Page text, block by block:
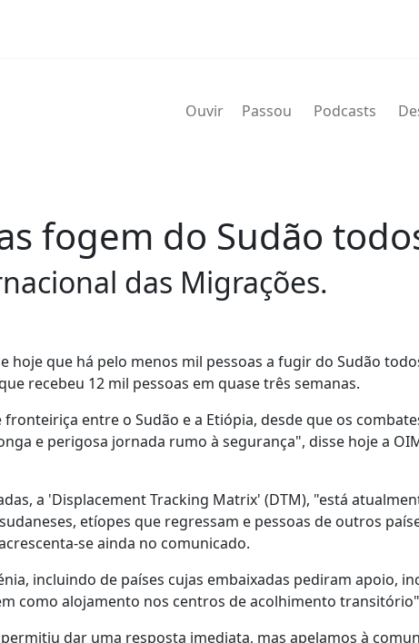
Ouvir Passou Podcasts
fogem do Sudão
das Migrações.
hoje que há pelo menos mil pessoas a fugir do Sudão
recebeu 12 mil pessoas em quase três semanas.
entre o Sudão e a Etiópia, desde que os
e perigosa jornada rumo à segurança", disse hoje a
a 'Displacement Tracking Matrix' (DTM), "está
etíopes que regressam e pessoas de outros
se ainda no comunicado.
incluindo de países cujas embaixadas pediram apoio,
como alojamento nos centros de acolhimento
dar uma resposta imediata, mas apelamos à